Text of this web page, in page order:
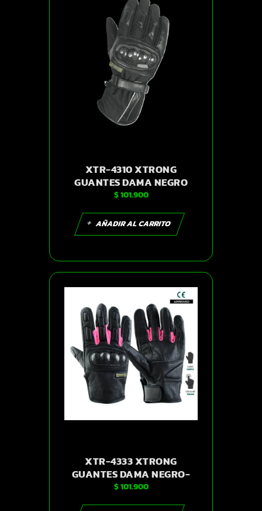
XTR-4310 XTRONG
GUANTES DAMA NEGRO
ROSADO S | SKU14279
$101.900
AÑADIR AL CARRITO
XTR-4333 XTRONG
GUANTES DAMA NEGRO-
ROSADO M | SKU14268
$101.900